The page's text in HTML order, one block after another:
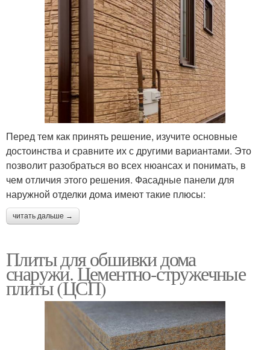
Перед тем как принять решение, изучите основные
достоинства и сравните их с другими вариантами. Это
позволит разобраться во всех нюансах и понимать, в
чем отличия этого решения. Фасадные панели для
наружной отделки дома имеют такие плюсы:
читать дальше →
Плиты для обшивки дома
снаружи. Цементно-стружечные
плиты (ЦСП)